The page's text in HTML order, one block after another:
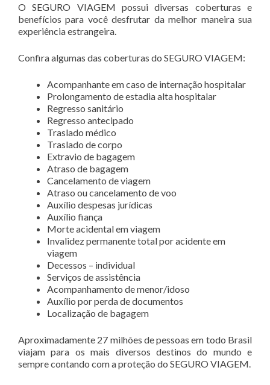
O SEGURO VIAGEM possui diversas coberturas e
benefícios para você desfrutar da melhor maneira sua
experiência estrangeira.
Confira algumas das coberturas do SEGURO VIAGEM:
Acompanhante em caso de internação hospitalar
Prolongamento de estadia alta hospitalar
Regresso sanitário
Regresso antecipado
Traslado médico
Traslado de corpo
Extravio de bagagem
Atraso de bagagem
Cancelamento de viagem
Atraso ou cancelamento de voo
Auxílio despesas jurídicas
Auxílio fiança
Morte acidental em viagem
Invalidez permanente total por acidente em
viagem
Decessos – individual
Serviços de assistência
Acompanhamento de menor/idoso
Auxílio por perda de documentos
Localização de bagagem
Aproximadamente 27 milhões de pessoas em todo Brasil
viajam para os mais diversos destinos do mundo e
sempre contando com a proteção do SEGURO VIAGEM.